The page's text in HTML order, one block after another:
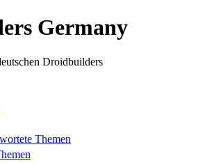
Germany
Droidbuilders
Themen